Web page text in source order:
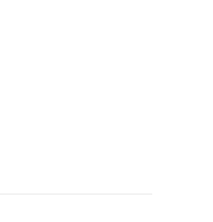
(+ Korte bukser)